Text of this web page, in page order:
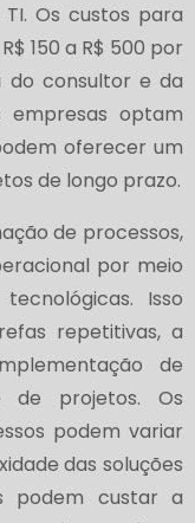
Os custos para
150 a R$ 500 por
do consultor e da
empresas optam
oferecer um
de longo prazo.
de processos,
por meio
Isso
repetitivas, a
de
de projetos. Os
podem variar
das soluções
podem custar a